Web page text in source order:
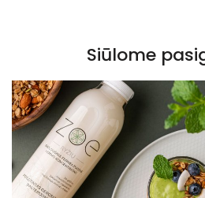
Siūlome